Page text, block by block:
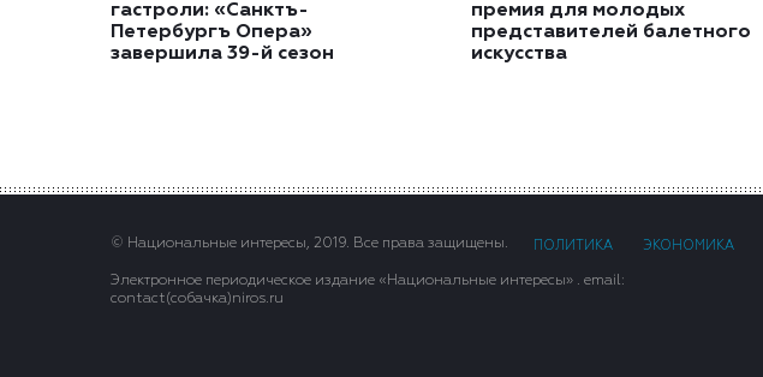
гастроли: «Санктъ-
Петербургъ Опера»
завершила 39-й сезон
премия для молодых
представителей балетного
искусства
© Национальные интересы, 2019. Все права защищены. ПОЛИТИКА ЭКОНОМИКА
Электронное периодическое издание «Национальные интересы» . email:
contact(сoбaчка)niros.ru